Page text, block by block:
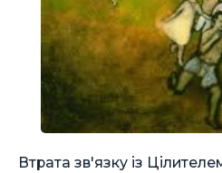
Втрата зв'язку із